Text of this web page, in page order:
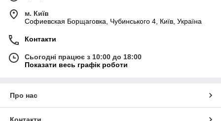
м. Київ
Софиевская Борщаговка, Чубинського 4, Київ, Україна
Контакти
Сьогодні працює з 10:00 до 18:00
Показати весь графік роботи
Про нас
Контакти